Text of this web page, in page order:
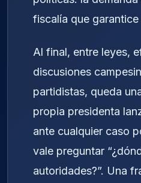
fiscalía que garantice
Al final, entre leyes,
discusiones
partidistas, queda
propia presidenta
ante cualquier caso
vale preguntar
autoridades?”. Una